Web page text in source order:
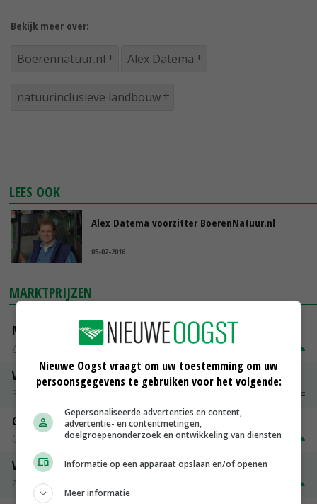
Bekijk meer over:
Boerennatuur.nl Alex Datema
natuurinclusieve landbouw
LEES OOK
Alex Datema voorzitter BoerenNatuur.nl
05-02-2016
MARKTPRIJZEN
Magere melkpoeder
Zuivel NL
€ 269,00
Vleeskuikens 2001-2600 gr
Barneveld
Gerst
Groningen
€ 197,00 € 2,00
Volle melkpoeder
Zuivel NL
Nieuwe Oogst vraagt om uw toestemming om uw
persoonsgegevens te gebruiken voor het volgende:
Gepersonaliseerde advertenties en content,
advertentie- en contentmetingen,
doelgroepenonderzoek en ontwikkeling van diensten
Informatie op een apparaat opslaan en/of openen
Meer informatie